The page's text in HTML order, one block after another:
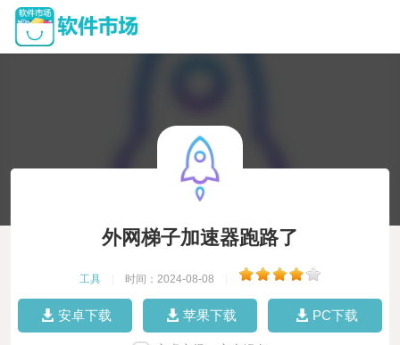
外网梯子加速器跑路了
工具 时间：2024-08-08
安卓下载 苹果下载 PC下载